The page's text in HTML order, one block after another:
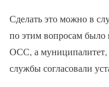
Сделать это можно в
по этим вопросам
ОСС, а
службы согласовали